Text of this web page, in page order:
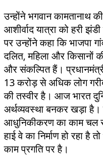
उन्होंने भगवान कामतानाथ
आशीर्वाद यात्रा को हरी
पर उन्होंने कहा कि भाजपा
दलित, महिला और किसानों
और संकल्पित हैं।
13 करोड़ से अधिक लोग
की तस्वीर है। आज भारत
अर्थव्यवस्था बनकर खड़ा
आधुनिकीकरण का काम चल
हाई वे का निर्माण हो रहा है
काम प्रगति पर है।